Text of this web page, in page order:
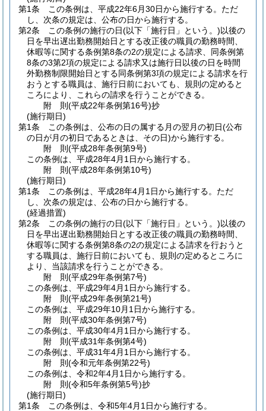
第1条
この条例は、平成22年6月30日から施行する。 ただ
し、次条の規定は、公布の日から施行する。
第2条
この条例の施行の日(以下「施行日」という。)以後の
日を早出遅出勤務開始日とする改正後の職員の勤務時間、
休暇等に関する条例第8条の2の規定による請求、同条例第
8条の3第2項の規定による請求又は施行日以後の日を時間
外勤務制限開始日とする同条例第3項の規定による請求を行
おうとする職員は、施行日前においても、規則の定めると
ころにより、これらの請求を行うことができる。
附 則(平成22年条例第16号)抄
(施行期日)
第1条
この条例は、公布の日の属する月の翌月の初日(公布
の日が月の初日であるときは、その日)から施行する。
附 則(平成28年条例第9号)
この条例は、平成28年4月1日から施行する。
附 則(平成28年条例第10号)
(施行期日)
第1条
この条例は、平成28年4月1日から施行する。 ただ
し、次条の規定は、公布の日から施行する。
(経過措置)
第2条
この条例の施行の日(以下「施行日」という。)以後の
日を早出遅出勤務開始日とする改正後の職員の勤務時間、
休暇等に関する条例第8条の2の規定による請求を行おうと
する職員は、施行日前においても、規則の定めるところに
より、当該請求を行うことができる。
附 則(平成29年条例第7号)
この条例は、平成29年4月1日から施行する。
附 則(平成29年条例第21号)
この条例は、平成29年10月1日から施行する。
附 則(平成30年条例第7号)
この条例は、平成30年4月1日から施行する。
附 則(平成31年条例第4号)
この条例は、平成31年4月1日から施行する。
附 則(令和元年条例第22号)
この条例は、令和2年4月1日から施行する。
附 則(令和5年条例第5号)抄
(施行期日)
第1条
この条例は、令和5年4月1日から施行する。